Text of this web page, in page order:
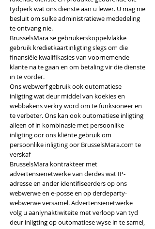
tydperk wat ons dienste aan u lewer. U mag nie
besluit om sulke administratiewe mededeling
te ontvang nie.
BrusselsMara se gebruikerskoppelvlakke
gebruik kredietkaartinligting slegs om die
finansiële kwalifikasies van voornemende
klante na te gaan en om betaling vir die dienste
in te vorder.
Ons webwerf gebruik ook outomatiese
inligting wat deur middel van koekies en
webbakens verkry word om te funksioneer en
te verbeter. Ons kan ook outomatiese inligting
alleen of in kombinasie met persoonlike
inligting oor ons kliënte gebruik om
persoonlike inligting oor BrusselsMara.com te
verskaf
BrusselsMara kontrakteer met
advertensienetwerke van derdes wat IP-
adresse en ander identifiseerders op ons
webwerwe en e-posse en op derdeparty-
webwerwe versamel. Advertensienetwerke
volg u aanlynaktiwiteite met verloop van tyd
deur inligting op outomatiese wyse in te samel,